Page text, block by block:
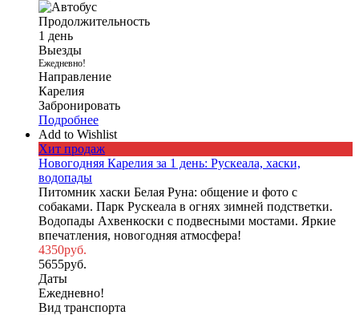
Продолжительность
1 день
Выезды
Ежедневно!
Направление
Карелия
Забронировать
Подробнее
Add to Wishlist
Хит продаж
Новогодняя Карелия за 1 день: Рускеала, хаски,
водопады
Питомник хаски Белая Руна: общение и фото с
собаками. Парк Рускеала в огнях зимней подстветки.
Водопады Ахвенкоски с подвесными мостами. Яркие
впечатления, новогодняя атмосфера!
4350руб.
5655руб.
Даты
Ежедневно!
Вид транспорта